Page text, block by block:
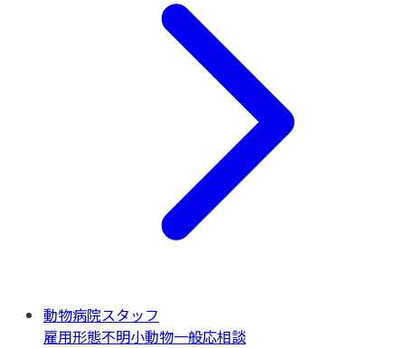
動物病院スタッフ
雇用形態不明小動物一般応相談